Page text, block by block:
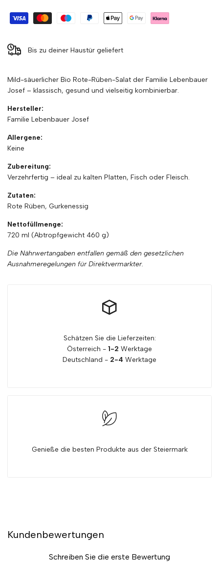
Rüben-
Salat
Familie
Lebenbauer
Josef
Rüben-
Familie
Bis zu deiner Haustür geliefert
Mild-säuerlicher Bio Rote-Rüben-Salat der Familie Lebenbauer
Josef – klassisch, gesund und vielseitig kombinierbar.
Hersteller:
Familie Lebenbauer Josef
Allergene:
Keine
Zubereitung:
Verzehrfertig – ideal zu kalten Platten, Fisch oder Fleisch.
Zutaten:
Rote Rüben, Gurkenessig
Nettofüllmenge:
720 ml (Abtropfgewicht 460 g)
Die Nährwertangaben entfallen gemäß den gesetzlichen
Ausnahmeregelungen für Direktvermarkter.
Schätzen Sie die Lieferzeiten:
Österreich - 1-2 Werktage
Deutschland - 2-4 Werktage
Genieße die besten Produkte aus der Steiermark
Kundenbewertungen
Schreiben Sie die erste Bewertung